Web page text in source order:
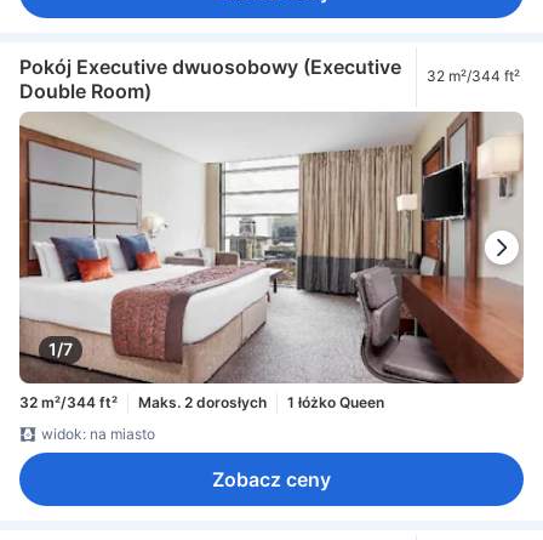
Pokój Executive dwuosobowy (Executive
Double Room)
32 m²/344 ft²
1/7
32 m²/344 ft² Maks. 2 dorosłych
1 łóżko Queen
widok: na miasto
Zobacz ceny